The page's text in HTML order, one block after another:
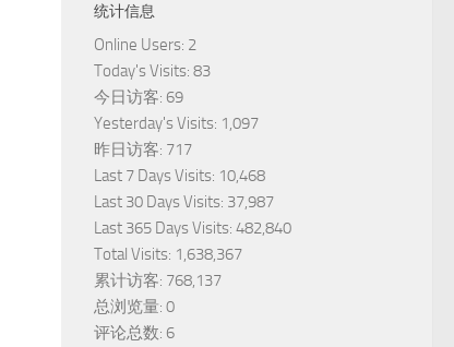
统计信息
Online Users: 2
Today's Visits: 83
今日访客: 69
Yesterday's Visits: 1,097
昨日访客: 717
Last 7 Days Visits: 10,468
Last 30 Days Visits: 37,987
Last 365 Days Visits: 482,840
Total Visits: 1,638,367
累计访客: 768,137
总浏览量: 0
评论总数: 6